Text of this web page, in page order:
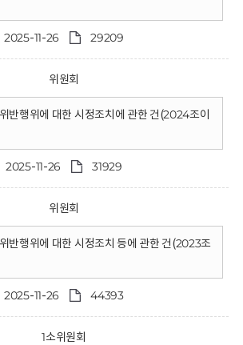
2025-11-26 29209
위원회
반행위에 대한 시정조치에 관한 건(2024조이
2025-11-26 31929
위원회
반행위에 대한 시정조치 등에 관한 건(2023조
2025-11-26 44393
1소위원회